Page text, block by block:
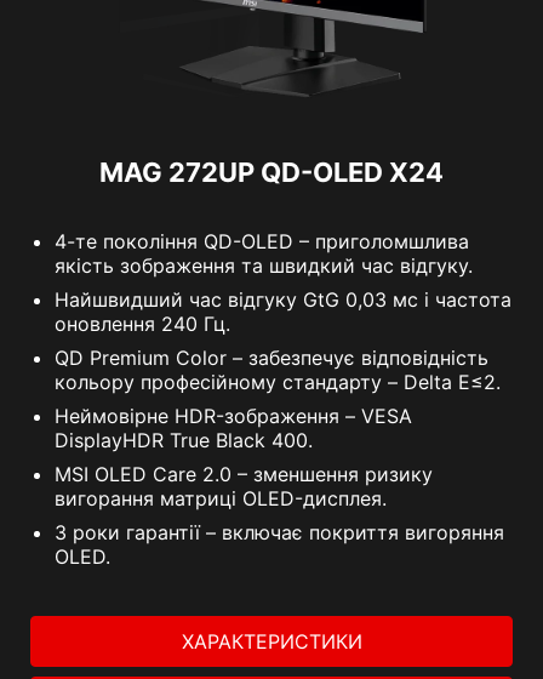
0,03 мс (GtG)
MAG 272UP QD-OLED X24
4-те покоління QD-OLED – приголомшлива
якість зображення та швидкий час відгуку.
Найшвидший час відгуку GtG 0,03 мс і частота
оновлення 240 Гц.
QD Premium Color – забезпечує відповідність
кольору професійному стандарту – Delta E≤2.
Неймовірне HDR-зображення – VESA
DisplayHDR True Black 400.
MSI OLED Care 2.0 – зменшення ризику
вигорання матриці OLED-дисплея.
3 роки гарантії – включає покриття вигоряння
OLED.
ХАРАКТЕРИСТИКИ